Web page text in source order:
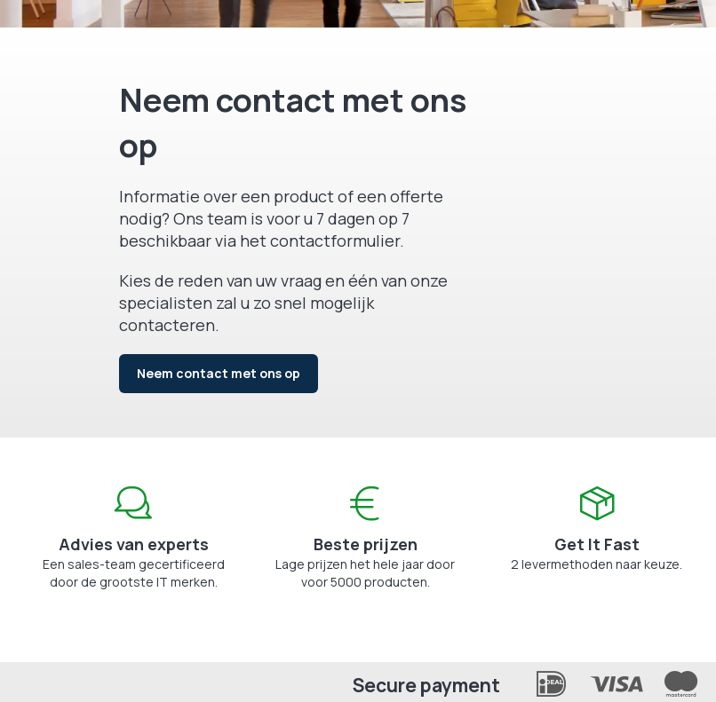
Neem contact met ons
op
Informatie over een product of een offerte
nodig? Ons team is voor u 7 dagen op 7
beschikbaar via het contactformulier.
Kies de reden van uw vraag en één van onze
specialisten zal u zo snel mogelijk
contacteren.
Neem contact met ons op
Advies van experts
Een sales-team gecertificeerd
door de grootste IT merken.
Beste prijzen
Lage prijzen het hele jaar door
voor 5000 producten.
Get It Fast
2 levermethoden naar keuze.
Secure payment